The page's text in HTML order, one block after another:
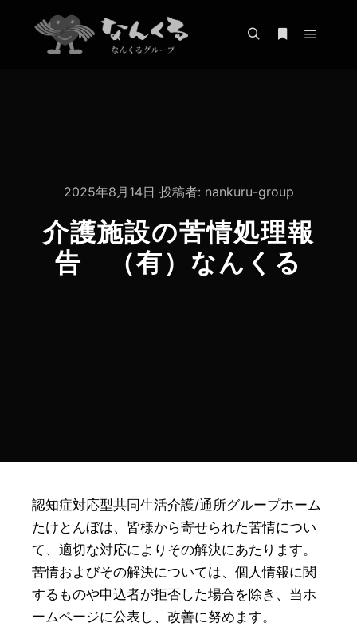
2025年8月14日 投稿者: nankuru-group
介護施設の苦情処理報
告 （有）なんくる
認知症対応型共同生活介護/通所グループホーム
たけとんぼは、皆様から寄せられた苦情につい
て、適切な対応によりその解決にあたります。
苦情およびその解決については、個人情報に関
するものや申込者が拒否した場合を除き、当ホ
ームページに公表し、改善に努めます。